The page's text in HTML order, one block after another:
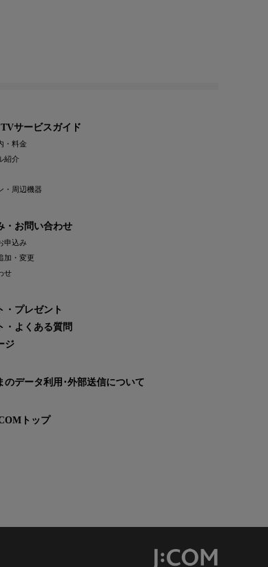
サービスガイド
・料金
紹介
・周辺機器
・お問い合わせ
申込み
加・変更
せ
・プレゼント
・よくある質問
ジ
のデータ利用･外部送信について
トップ